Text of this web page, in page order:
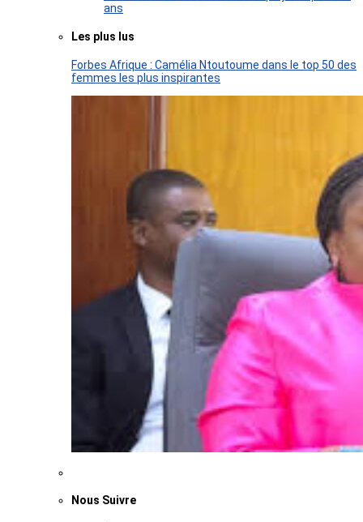
ans
Les plus lus
Forbes Afrique : Camélia Ntoutoume dans le top 50 des
femmes les plus inspirantes
Nous Suivre